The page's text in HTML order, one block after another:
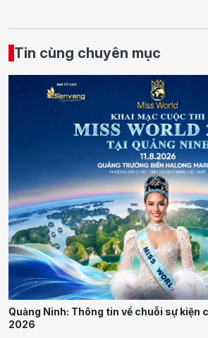
Tin cùng chuyên mục
Quảng Ninh: Thông tin về chuỗi sự kiện
2026